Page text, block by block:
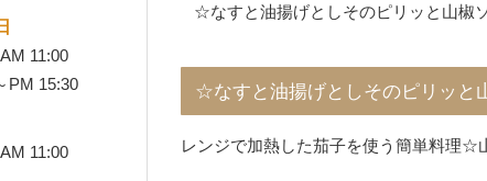
11:00
PM 15:30
11:00
☆なすと油揚げとしそのピリッと山椒
☆なすと油揚げとしそのピリッと
レンジで加熱した茄子を使う簡単料理☆